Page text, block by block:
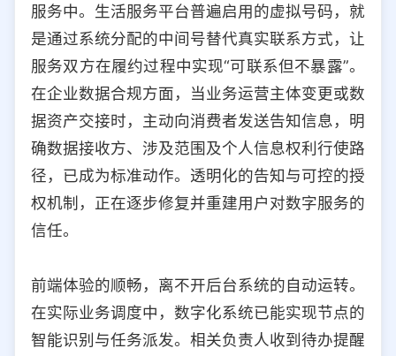
服务中。生活服务平台普遍启用的虚拟号码，就
是通过系统分配的中间号替代真实联系方式，让
服务双方在履约过程中实现“可联系但不暴露”。
在企业数据合规方面，当业务运营主体变更或数
据资产交接时，主动向消费者发送告知信息，明
确数据接收方、涉及范围及个人信息权利行使路
径，已成为标准动作。透明化的告知与可控的授
权机制，正在逐步修复并重建用户对数字服务的
信任。
前端体验的顺畅，离不开后台系统的自动运转。
在实际业务调度中，数字化系统已能实现节点的
智能识别与任务派发。相关负责人收到待办提醒